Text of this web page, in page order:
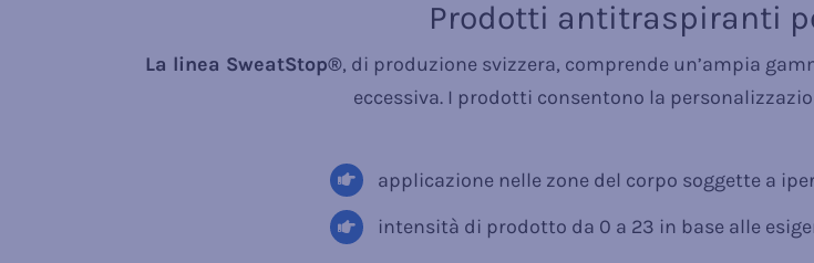
Prodotti antitraspiranti
La linea SweatStop®, di produzione svizzera, comprende un’ampia
eccessiva. I prodotti consentono la
applicazione nelle zone del corpo soggette a
intensità di prodotto da 0 a 23 in base alle